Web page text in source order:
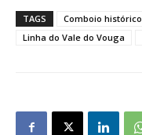
TAGS Comboio histórico
Linha do Vale do Vouga